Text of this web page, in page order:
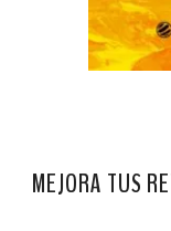
MEJORA TUS